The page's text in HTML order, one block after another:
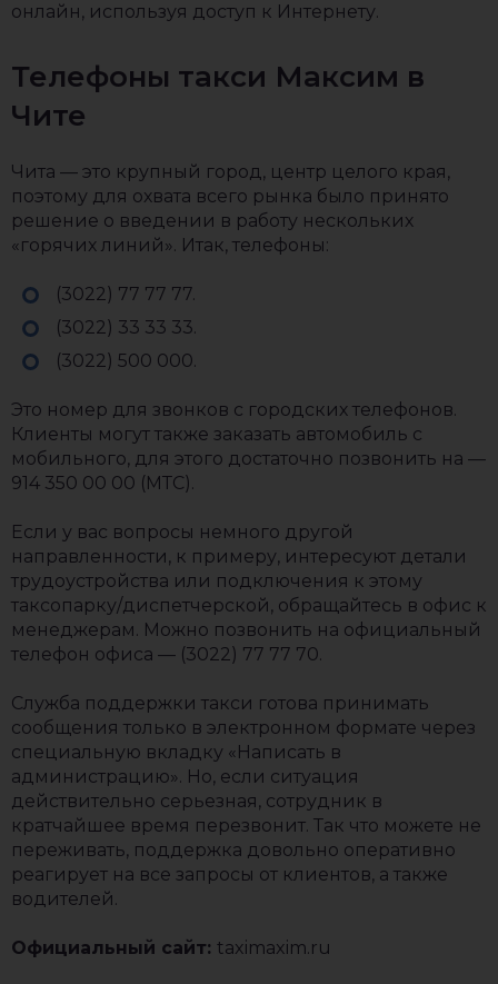
онлайн, используя доступ к Интернету.
Телефоны такси Максим в
Чите
Чита — это крупный город, центр целого края,
поэтому для охвата всего рынка было принято
решение о введении в работу нескольких
«горячих линий». Итак, телефоны:
(3022) 77 77 77.
(3022) 33 33 33.
(3022) 500 000.
Это номер для звонков с городских телефонов.
Клиенты могут также заказать автомобиль с
мобильного, для этого достаточно позвонить на —
914 350 00 00 (МТС).
Если у вас вопросы немного другой
направленности, к примеру, интересуют детали
трудоустройства или подключения к этому
таксопарку/диспетчерской, обращайтесь в офис к
менеджерам. Можно позвонить на официальный
телефон офиса — (3022) 77 77 70.
Служба поддержки такси готова принимать
сообщения только в электронном формате через
специальную вкладку «Написать в
администрацию». Но, если ситуация
действительно серьезная, сотрудник в
кратчайшее время перезвонит. Так что можете не
переживать, поддержка довольно оперативно
реагирует на все запросы от клиентов, а также
водителей.
Официальный сайт: taximaxim.ru